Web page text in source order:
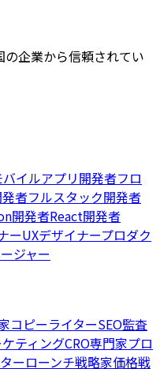
企業から信頼されてい
バイルアプリ開発者フロ
者フルスタック開発者
開発者React開発者
ーUXデザイナープロダク
ジャー
コピーライターSEO監査
ティングCRO専門家プロ
ーローンチ戦略家価格戦